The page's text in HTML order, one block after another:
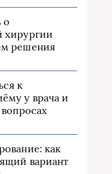
о
хирургии
решения
к
у врача и
как
вариант